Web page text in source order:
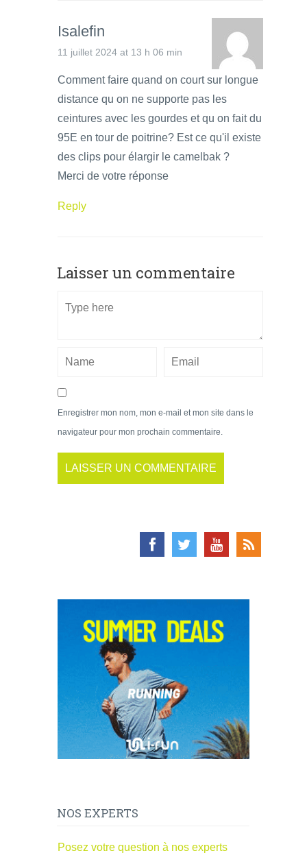
Isalefin
11 juillet 2024 at 13 h 06 min
Comment faire quand on court sur longue
distance qu on ne supporte pas les
ceintures avec les gourdes et qu on fait du
95E en tour de poitrine? Est ce qu'il existe
des clips pour élargir le camelbak ?
Merci de votre réponse
Reply
Laisser un commentaire
Enregistrer mon nom, mon e-mail et mon site dans le
navigateur pour mon prochain commentaire.
NOS EXPERTS
Posez votre question à nos experts